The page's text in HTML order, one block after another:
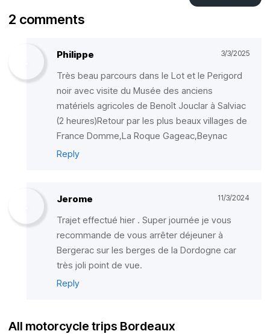
2 comments
Philippe 3/3/2025
Très beau parcours dans le Lot et le Perigord
noir avec visite du Musée des anciens
matériels agricoles de Benoît Jouclar à Salviac
(2 heures)Retour par les plus beaux villages de
France Domme,La Roque Gageac,Beynac
Reply
Jerome 11/3/2024
Trajet effectué hier . Super journée je vous
recommande de vous arrêter déjeuner à
Bergerac sur les berges de la Dordogne car
très joli point de vue.
Reply
All motorcycle trips Bordeaux